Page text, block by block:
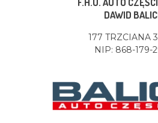
DAWID
177 TRZCIANA
NIP: 868-179-